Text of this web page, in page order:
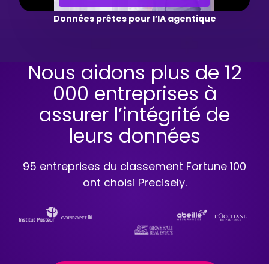
Données prêtes pour l’IA agentique
Nous aidons plus de 12
000 entreprises à
assurer l’intégrité de
leurs données
95 entreprises du classement Fortune 100
ont choisi Precisely.